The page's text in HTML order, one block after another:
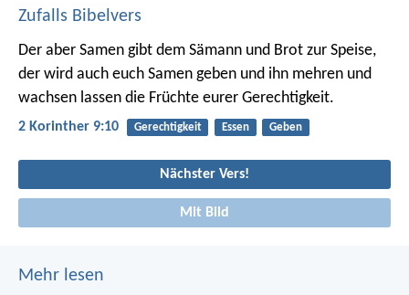
Zufalls Bibelvers
Der aber Samen gibt dem Sämann und Brot zur Speise,
der wird auch euch Samen geben und ihn mehren und
wachsen lassen die Früchte eurer Gerechtigkeit.
2 Korinther 9:10 Gerechtigkeit Essen Geben
Nächster Vers!
Mit Bild
Mehr lesen